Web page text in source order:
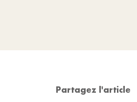
Partagez l'article